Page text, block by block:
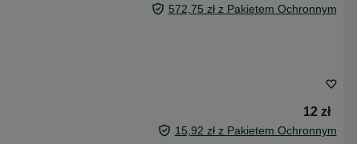
572,75 zł z Pakietem Ochronnym
12 zł
15,92 zł z Pakietem Ochronnym